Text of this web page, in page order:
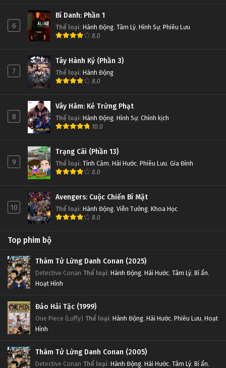
6
Bí Danh: Phần 1
Thể loại: Hành Động, Tâm Lý, Hình Sự, Phiêu Lưu
8.0
7
Tây Hành Kỷ (Phần 3)
Thể loại: Hành Động
8.0
8
Vây Hãm: Kẻ Trừng Phạt
Thể loại: Hành Động, Hình Sự, Chính kịch
10.0
9
Trạng Cãi (Phần 13)
Thể loại: Tình Cảm, Hài Hước, Phiêu Lưu, Gia Đình
8.0
10
Avengers: Cuộc Chiến Bí Mật
Thể loại: Hành Động, Viễn Tưởng, Khoa Học
8.0
Top phim bộ
Thám Tử Lừng Danh Conan (2025)
Detective Conan Thể loại: Hành Động, Hài Hước, Tâm Lý, Bí ẩn,
Hoạt Hình
Đảo Hải Tặc (1999)
One Piece (Luffy) Thể loại: Hành Động, Hài Hước, Phiêu Lưu, Hoạt
Hình
Thám Tử Lừng Danh Conan (2005)
Detective Conan Thể loại: Hành Động, Hài Hước, Tâm Lý, Bí ẩn,